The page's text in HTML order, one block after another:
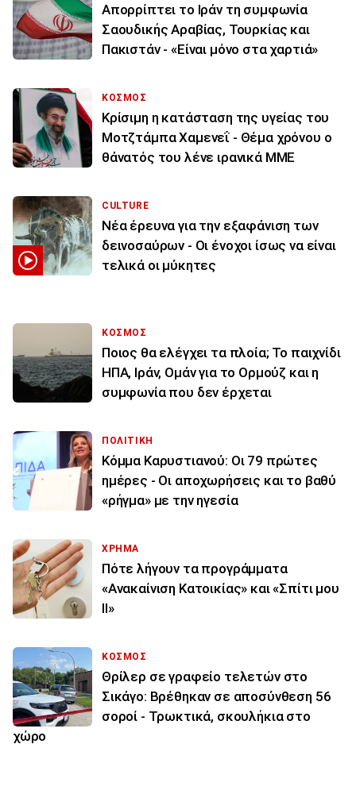
Απορρίπτει το Ιράν τη συμφωνία
Σαουδικής Αραβίας, Τουρκίας και
Πακιστάν - «Είναι μόνο στα χαρτιά»
ΚΟΣΜΟΣ
Κρίσιμη η κατάσταση της υγείας του
Μοτζτάμπα Χαμενεΐ - Θέμα χρόνου ο
θάνατός του λένε ιρανικά ΜΜΕ
CULTURE
Νέα έρευνα για την εξαφάνιση των
δεινοσαύρων - Οι ένοχοι ίσως να είναι
τελικά οι μύκητες
ΚΟΣΜΟΣ
Ποιος θα ελέγχει τα πλοία; Το παιχνίδι
ΗΠΑ, Ιράν, Ομάν για το Ορμούζ και η
συμφωνία που δεν έρχεται
ΠΟΛΙΤΙΚΗ
Κόμμα Καρυστιανού: Οι 79 πρώτες
ημέρες - Οι αποχωρήσεις και το βαθύ
«ρήγμα» με την ηγεσία
ΧΡΗΜΑ
Πότε λήγουν τα προγράμματα
«Ανακαίνιση Κατοικίας» και «Σπίτι μου
ΙΙ»
ΚΟΣΜΟΣ
Θρίλερ σε γραφείο τελετών στο
Σικάγο: Βρέθηκαν σε αποσύνθεση 56
σοροί - Τρωκτικά, σκουλήκια στο
χώρο